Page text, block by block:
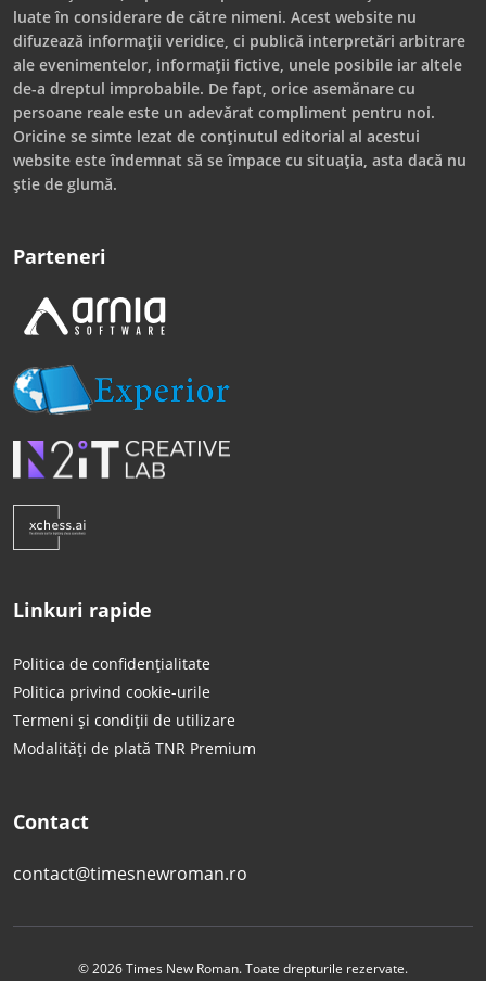
luate în considerare de către nimeni. Acest website nu
difuzează informații veridice, ci publică interpretări arbitrare
ale evenimentelor, informații fictive, unele posibile iar altele
de-a dreptul improbabile. De fapt, orice asemănare cu
persoane reale este un adevărat compliment pentru noi.
Oricine se simte lezat de conținutul editorial al acestui
website este îndemnat să se împace cu situația, asta dacă nu
știe de glumă.
Parteneri
Linkuri rapide
Politica de confidențialitate
Politica privind cookie-urile
Termeni și condiții de utilizare
Modalități de plată TNR Premium
Contact
contact@timesnewroman.ro
© 2026 Times New Roman. Toate drepturile rezervate.